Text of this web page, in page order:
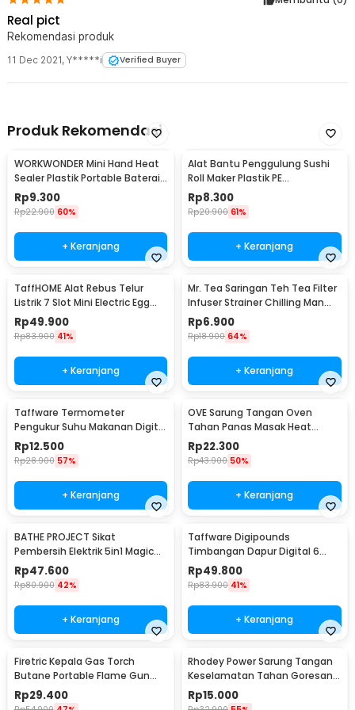
Real pict
Rekomendasi produk
11 Dec 2021, Y*****i Verified Buyer
Produk Rekomendasi
WORKWONDER Mini Hand Heat
Sealer Plastik Portable Baterai
AA - LX2000A
Rp9.300
Rp22.900 60%
+ Keranjang
Alat Bantu Penggulung Sushi
Roll Maker Plastik PE
22x20.5x0.1cm - E1119
Rp8.300
Rp20.900 61%
+ Keranjang
TaffHOME Alat Rebus Telur
Listrik 7 Slot Mini Electric Egg
Cooker 350W - YS-203
Rp49.900
Rp83.900 41%
+ Keranjang
Mr. Tea Saringan Teh Tea Filter
Infuser Strainer Chilling Man
Silicon - MR03
Rp6.900
Rp18.900 64%
+ Keranjang
Taffware Termometer
Pengukur Suhu Makanan Digital
Daging Kopi Susu - TP101
Rp12.500
Rp28.900 57%
+ Keranjang
OVE Sarung Tangan Oven
Tahan Panas Masak Heat
Resistant Gloves - 540F
Rp22.300
Rp43.900 50%
+ Keranjang
BATHE PROJECT Sikat
Pembersih Elektrik 5in1 Magic
Brush Rechargeable - WQ8110
Rp47.600
Rp80.900 42%
+ Keranjang
Taffware Digipounds
Timbangan Dapur Digital 6
Satuan 1kg 0.1g - i2000
Rp49.800
Rp83.900 41%
+ Keranjang
Firetric Kepala Gas Torch
Butane Portable Flame Gun
Adjustable - 807
Rp29.400
Rhodey Power Sarung Tangan
Keselamatan Tahan Goresan
Pisau - EN388
Rp15.000